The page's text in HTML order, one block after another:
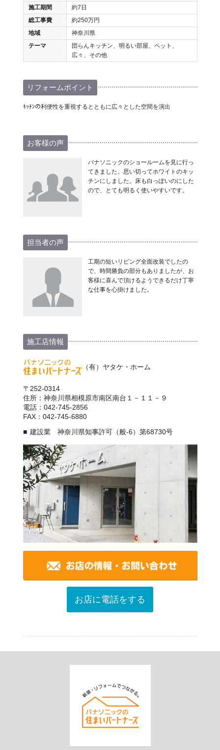
施工期間
約7日
総工事費
約250万円
地域
神奈川県
テーマ
団らんキッチン、明るい部屋、ペット、
広々、その他
リフォームポイント
ｷｯﾁﾝの利便性を重視するとともに広々とした空間を演出
お客様の声
パナソニックのショールームを見に行っ
てきました。思い切ってホワイトのキッ
チンにしました。床も白っぽいのにした
ので、とても明るく使いやすいです。
担当者の声
工期の短いリビング全面改装でしたの
で、時間勝負の部分もありましたが、お
客様に喜んで頂けるようできるだけ丁寧
な仕事を心掛けました。
施工店情報
（有）ヤタケ・ホーム
〒252-0314
住所：神奈川県相模原市南区南台１－１１－９
電話：042-745-2856
FAX：042-745-6880
建設業 神奈川県知事許可（般-6）第68730号
お店に電話をする